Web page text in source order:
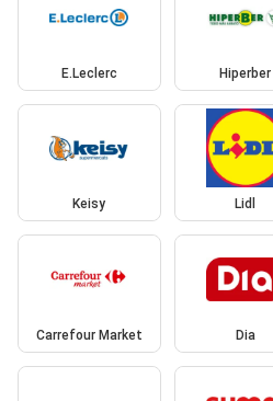
E.Leclerc Hiperber
Keisy Lidl
Carrefour Market Dia